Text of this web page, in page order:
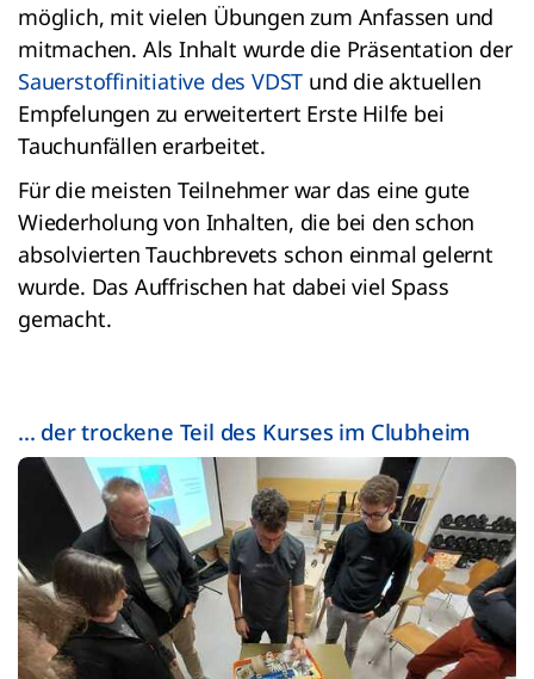
möglich, mit vielen Übungen zum Anfassen und
mitmachen. Als Inhalt wurde die Präsentation der
Sauerstoffinitiative des VDST und die aktuellen
Empfelungen zu erweitertert Erste Hilfe bei
Tauchunfällen erarbeitet.
Für die meisten Teilnehmer war das eine gute
Wiederholung von Inhalten, die bei den schon
absolvierten Tauchbrevets schon einmal gelernt
wurde. Das Auffrischen hat dabei viel Spass
gemacht.
... der trockene Teil des Kurses im Clubheim